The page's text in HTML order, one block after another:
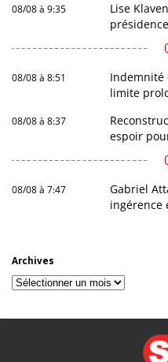
08/08 à 9:35
Lise
présidence
08/08 à 8:51
Indemnité
limite
08/08 à 8:37
espoir
08/08 à 7:47
Gabriel
ingérence
Archives
Archives